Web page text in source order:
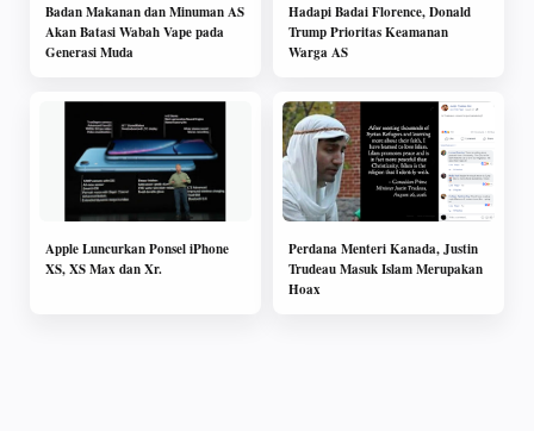
Badan Makanan dan Minuman AS
Akan Batasi Wabah Vape pada
Generasi Muda
Hadapi Badai Florence, Donald
Trump Prioritas Keamanan
Warga AS
Apple Luncurkan Ponsel iPhone
XS, XS Max dan Xr.
Perdana Menteri Kanada, Justin
Trudeau Masuk Islam Merupakan
Hoax